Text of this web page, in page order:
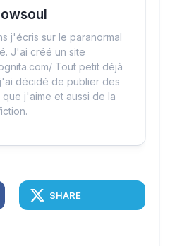
j'écris sur le paranormal
J'ai créé un site
Tout petit déjà
décidé de publier des
j'aime et aussi de la
SHARE